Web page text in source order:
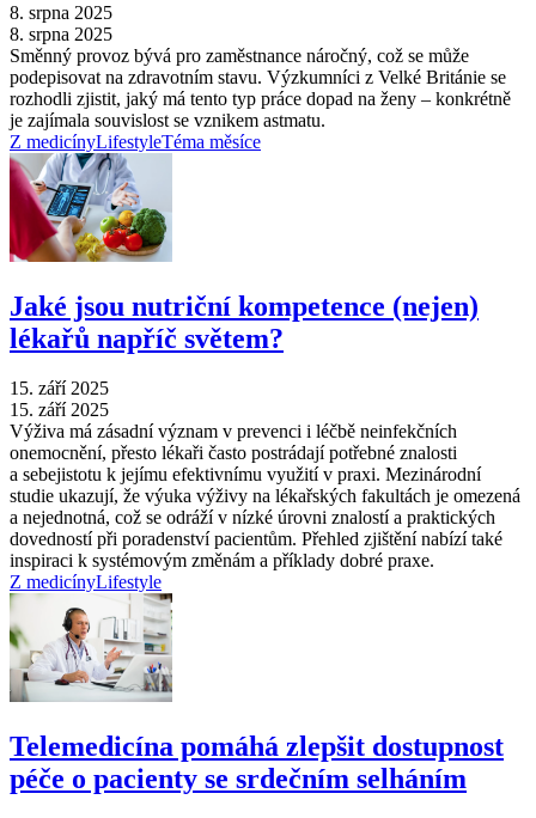
8. srpna 2025
8. srpna 2025
Směnný provoz bývá pro zaměstnance náročný, což se může
podepisovat na zdravotním stavu. Výzkumníci z Velké Británie se
rozhodli zjistit, jaký má tento typ práce dopad na ženy –⁠ konkrétně
je zajímala souvislost se vznikem astmatu.
Z medicínyLifestyleTéma měsíce
Jaké jsou nutriční kompetence (nejen)
lékařů napříč světem?
15. září 2025
15. září 2025
Výživa má zásadní význam v prevenci i léčbě neinfekčních
onemocnění, přesto lékaři často postrádají potřebné znalosti
a sebejistotu k jejímu efektivnímu využití v praxi. Mezinárodní
studie ukazují, že výuka výživy na lékařských fakultách je omezená
a nejednotná, což se odráží v nízké úrovni znalostí a praktických
dovedností při poradenství pacientům. Přehled zjištění nabízí také
inspiraci k systémovým změnám a příklady dobré praxe.
Z medicínyLifestyle
Telemedicína pomáhá zlepšit dostupnost
péče o pacienty se srdečním selháním